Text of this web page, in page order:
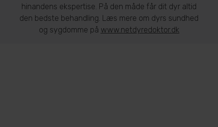
hinandens ekspertise. På den måde får dit dyr altid
den bedste behandling. Læs mere om dyrs sundhed
og sygdomme på www.netdyredoktor.dk